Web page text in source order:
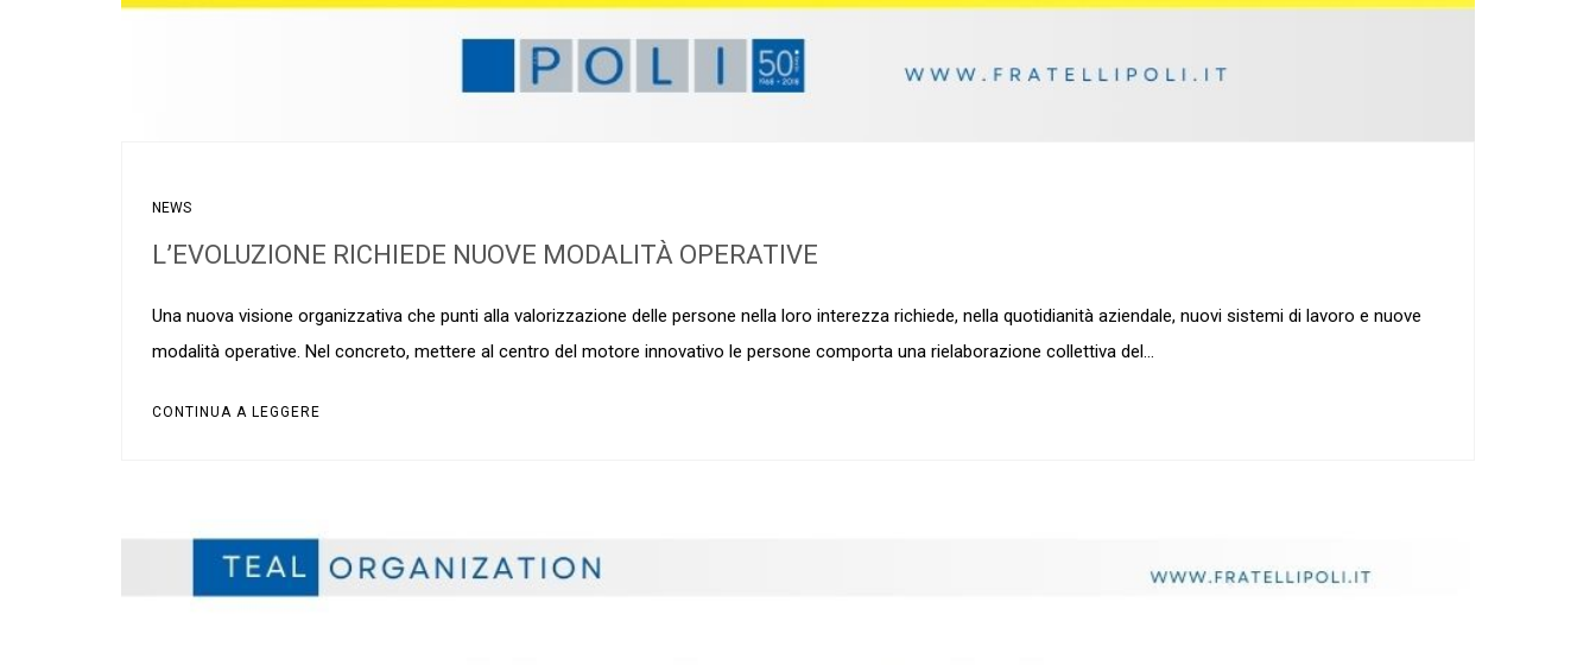
NEWS
L’EVOLUZIONE RICHIEDE NUOVE MODALITÀ OPERATIVE
Una nuova visione organizzativa che punti alla valorizzazione delle persone nella loro interezza richiede, nella quotidianità aziendale, nuovi sistemi di lavoro e nuove
modalità operative. Nel concreto, mettere al centro del motore innovativo le persone comporta una rielaborazione collettiva del…
CONTINUA A LEGGERE